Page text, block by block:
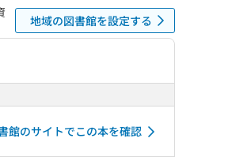
地域の図書館を設定する
館のサイトでこの本を確認